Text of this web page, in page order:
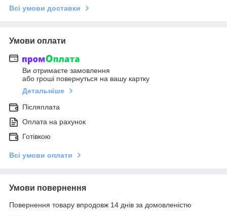
Всі умови доставки
Умови оплати
Ви отримаєте замовлення
або гроші повернуться на вашу картку
Детальніше
Післяплата
Оплата на рахунок
Готівкою
Всі умови оплати
Умови повернення
Повернення товару впродовж 14 днів за домовленістю